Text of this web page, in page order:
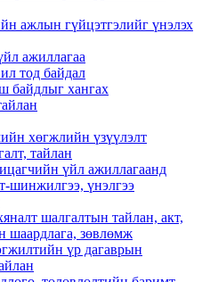
ажлын гүйцэтгэлийг үнэлэх
ажиллагаа
тод байдал
байдлыг хангах
хөгжлийн үзүүлэлт
тайлан
үйл ажиллагаанд
шинжилгээ, үнэлгээ
шалгалтын тайлан, акт,
шаардлага, зөвлөмж
үр дагаврын